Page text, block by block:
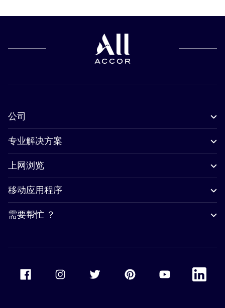
公司
专业解决方案
上网浏览
移动应用程序
需要帮忙 ？
Accor Facebook Accor TwitterAccor PinterestAccor Youtube
Accor